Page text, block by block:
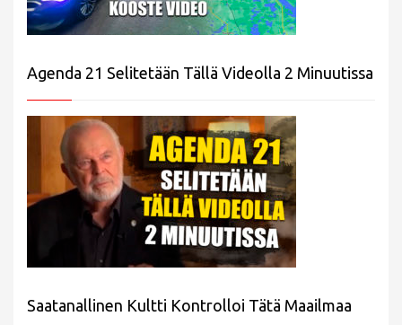
Agenda 21 Selitetään Tällä Videolla 2 Minuutissa
Saatanallinen Kultti Kontrolloi Tätä Maailmaa